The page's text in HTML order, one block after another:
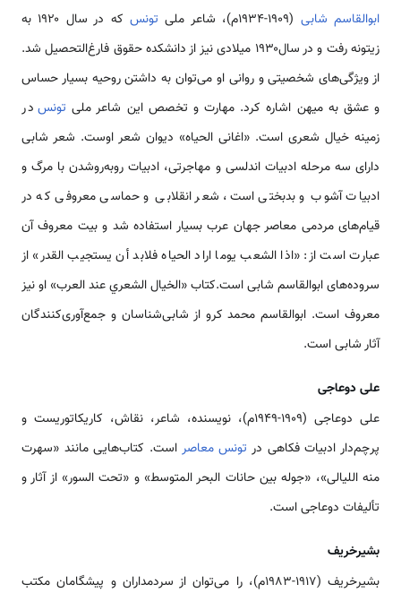
ابوالقاسم شابی (۱۹۰۹-۱۹۳۴م)، شاعر ملی تونس
که در سال ۱۹۲۰ به
زیتونه رفت و در سال۱۹۳۰ میلادی نیز از دانشکده حقوق فارغ‌التحصیل شد.
از ویژگی‌های شخصیتی و روانی او می‌توان به داشتن روحیه بسیار حساس
و عشق به میهن اشاره کرد. مهارت و تخصص این شاعر ملی تونسدر
زمینه خیال شعری است. «اغانی الحیاه» دیوان شعر اوست. شعر شابی
دارای سه مرحله ادبیات اندلسی و مهاجرتی، ادبیات روبه‌روشدن با مرگ و
ادبیات آشوب و بدبختی است، شعر انقلابی و حماسی معروفی که در
قیام‌های مردمی معاصر جهان عرب بسیار استفاده شد و بیت معروف آن
عبارت است از: «اذا الشعب یوما اراد الحیاه فلابد أن یستجیب القدر» از
سروده‌های ابوالقاسم شابی است.کتاب «الخیال الشعري عند العرب» او نیز
معروف است. ابوالقاسم محمد کرو از شابی‌شناسان و جمع‌آوری‌کنندگان
آثار شابی است.
علی دوعاجی
علی دوعاجی (۱۹۰۹-۱۹۴۹م)، نویسنده، شاعر، نقاش، کاریکاتوریست و
پرچم‌دار ادبیات فکاهی در تونس معاصر است. کتاب‌هایی مانند «سهرت
منه اللیالی»، «جوله بین حانات البحر المتوسط» و «تحت السور» از آثار و
تألیفات دوعاجی است.
بشیرخریف
بشیرخریف (۱۹۱۷-۱۹۸۳م)، را می‌توان از سردمداران و پیشگامان مکتب